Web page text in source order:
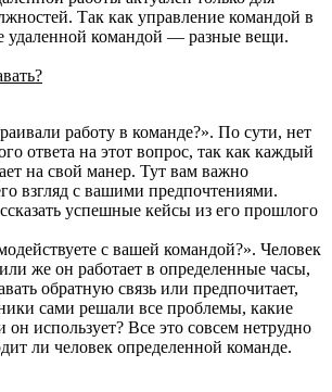
Так как управление командой в
удаленной командой — разные вещи.
работу в команде?»‎. По сути, нет
ответа на этот вопрос, так как каждый
на свой манер. Тут вам важно
взгляд с вашими предпочтениями.
успешные кейсы из его прошлого
с вашей командой?»‎. Человек
же он работает в определенные часы,
обратную связь или предпочитает,
сами решали все проблемы, какие
он использует? Все это совсем нетрудно
ли человек определенной команде.